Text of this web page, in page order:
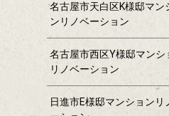
名古屋市天白区K様邸マン
ンリノベーション
名古屋市西区Y様邸マンシ
リノベーション
日進市E様邸マンションリ